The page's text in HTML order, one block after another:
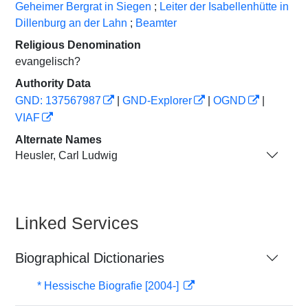
Geheimer Bergrat in Siegen ; Leiter der Isabellenhütte in
Dillenburg an der Lahn ; Beamter
Religious Denomination
evangelisch?
Authority Data
GND: 137567987
GND-Explorer OGND
VIAF
Alternate Names
Heusler, Carl Ludwig
Linked Services
Biographical Dictionaries
* Hessische Biografie [2004-]